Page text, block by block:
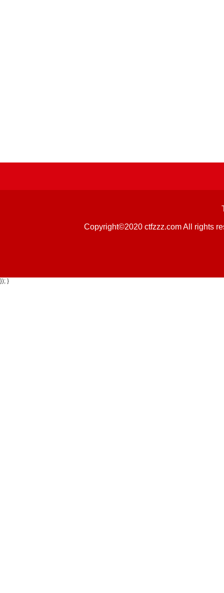
Copyright©2020 ctfzzz.com All rights
}); }